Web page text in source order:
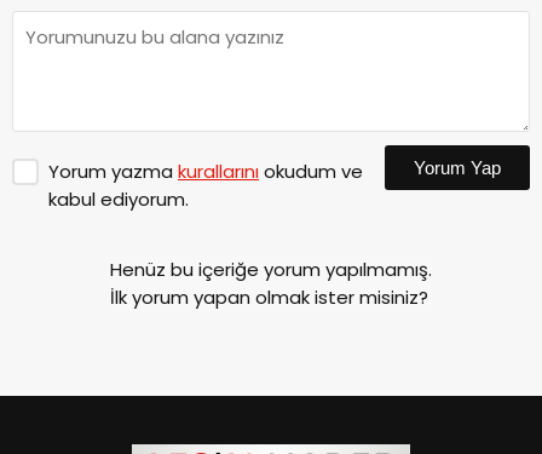
Yorum yazma kurallarınıokudum ve
kabul ediyorum.
Yorum Yap
Henüz bu içeriğe yorum yapılmamış.
İlk yorum yapan olmak ister misiniz?